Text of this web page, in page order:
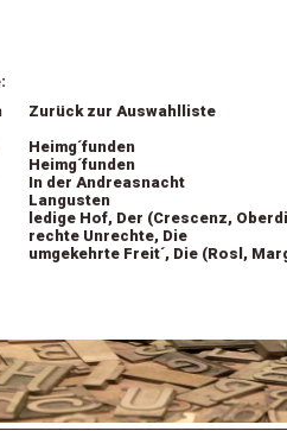
Zurück zur Auswahlliste
Heimg´funden
Heimg´funden
In der Andreasnacht
Langusten
ledige Hof, Der (Crescenz,
rechte Unrechte, Die
umgekehrte Freit´, Die (Rosl,